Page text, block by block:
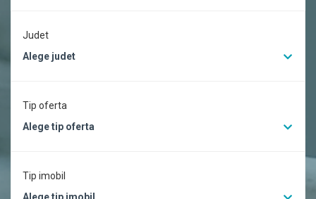
Judet
Alege judet
Tip oferta
Alege tip oferta
Tip imobil
Alege tip imobil